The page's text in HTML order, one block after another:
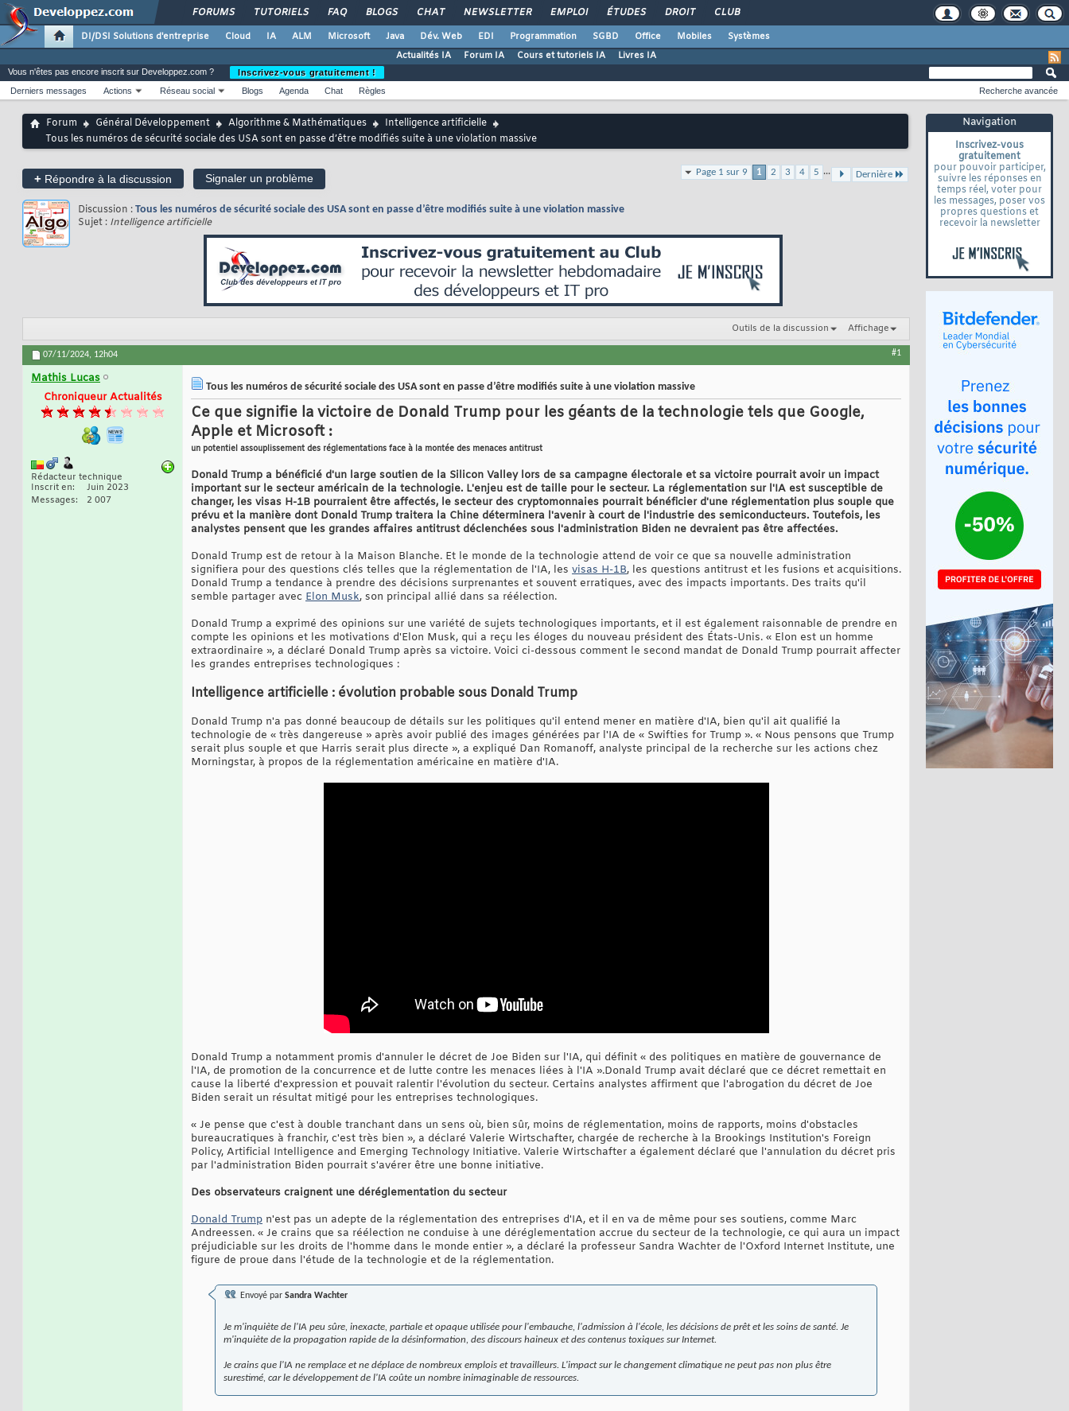
FORUMS TUTORIELS FAQ BLOGS CHAT NEWSLETTER EMPLOI ÉTUDES DROIT CLUB
DI/DSI Solutions d'entreprise Cloud IA ALM Microsoft Java Dév. Web EDI Programmation SGBD Office Mobiles
Systèmes
Actualités IA
Forum IA Cours et tutoriels IA Livres IA
Navigation
Inscrivez-vous
gratuitement
pour pouvoir participer,
suivre les réponses en
temps réel, voter pour
les messages, poser vos
propres questions et
recevoir la newsletter
Vous n'êtes pas encore inscrit sur Developpez.com ?
Inscrivez-vous gratuitement !
Derniers messages
Actions Réseau social Blogs Agenda Chat Règles Recherche avancée
Forum Général Développement Algorithme & Mathématiques
Intelligence artificielle
Tous les numéros de sécurité sociale des USA sont en passe d’être modifiés suite à une violation massive
+ Répondre à la discussion Signaler un problème Page 1 sur 9 1 2 3 4 5 ... Dernière
Discussion : Tous les numéros de sécurité sociale des USA sont en passe d’être modifiés suite à une violation massive
Sujet : Intelligence artificielle
Outils de la discussion Affichage
07/11/2024, 12h04 #1
Mathis Lucas
Chroniqueur Actualités
Rédacteur technique
Inscrit en
Juin 2023
Messages
2 007
Tous les numéros de sécurité sociale des USA sont en passe d’être modifiés suite à une violation massive
Ce que signifie la victoire de Donald Trump pour les géants de la technologie tels que Google,
Apple et Microsoft :
un potentiel assouplissement des réglementations face à la montée des menaces antitrust
Donald Trump a bénéficié d'un large soutien de la Silicon Valley lors de sa campagne électorale et sa victoire pourrait avoir un impact
important sur le secteur américain de la technologie. L'enjeu est de taille pour le secteur. La réglementation sur l'IA est susceptible de
changer, les visas H-1B pourraient être affectés, le secteur des cryptomonnaies pourrait bénéficier d'une réglementation plus souple que
prévu et la manière dont Donald Trump traitera la Chine déterminera l'avenir à court de l'industrie des semiconducteurs. Toutefois, les
analystes pensent que les grandes affaires antitrust déclenchées sous l'administration Biden ne devraient pas être affectées.
Donald Trump est de retour à la Maison Blanche. Et le monde de la technologie attend de voir ce que sa nouvelle administration
signifiera pour des questions clés telles que la réglementation de l'IA, les visas H-1B, les questions antitrust et les fusions et acquisitions.
Donald Trump a tendance à prendre des décisions surprenantes et souvent erratiques, avec des impacts importants. Des traits qu'il
semble partager avec Elon Musk, son principal allié dans sa réélection.
Donald Trump a exprimé des opinions sur une variété de sujets technologiques importants, et il est également raisonnable de prendre en
compte les opinions et les motivations d'Elon Musk, qui a reçu les éloges du nouveau président des États-Unis. « Elon est un homme
extraordinaire », a déclaré Donald Trump après sa victoire. Voici ci-dessous comment le second mandat de Donald Trump pourrait affecter
les grandes entreprises technologiques :
Intelligence artificielle : évolution probable sous Donald Trump
Donald Trump n'a pas donné beaucoup de détails sur les politiques qu'il entend mener en matière d'IA, bien qu'il ait qualifié la
technologie de « très dangereuse » après avoir publié des images générées par l'IA de « Swifties for Trump ». « Nous pensons que Trump
serait plus souple et que Harris serait plus directe », a expliqué Dan Romanoff, analyste principal de la recherche sur les actions chez
Morningstar, à propos de la réglementation américaine en matière d'IA.
Donald Trump a notamment promis d'annuler le décret de Joe Biden sur l'IA, qui définit « des politiques en matière de gouvernance de
l'IA, de promotion de la concurrence et de lutte contre les menaces liées à l'IA ».Donald Trump avait déclaré que ce décret remettait en
cause la liberté d'expression et pouvait ralentir l'évolution du secteur. Certains analystes affirment que l'abrogation du décret de Joe
Biden serait un résultat mitigé pour les entreprises technologiques.
« Je pense que c'est à double tranchant dans un sens où, bien sûr, moins de réglementation, moins de rapports, moins d'obstacles
bureaucratiques à franchir, c'est très bien », a déclaré Valerie Wirtschafter, chargée de recherche à la Brookings Institution's Foreign
Policy, Artificial Intelligence and Emerging Technology Initiative. Valerie Wirtschafter a également déclaré que l'annulation du décret pris
par l'administration Biden pourrait s'avérer être une bonne initiative.
Des observateurs craignent une déréglementation du secteur
Donald Trump n'est pas un adepte de la réglementation des entreprises d'IA, et il en va de même pour ses soutiens, comme Marc
Andreessen. « Je crains que sa réélection ne conduise à une déréglementation accrue du secteur de la technologie, ce qui aura un impact
préjudiciable sur les droits de l'homme dans le monde entier », a déclaré la professeur Sandra Wachter de l'Oxford Internet Institute, une
figure de proue dans l'étude de la technologie et de la réglementation.
Envoyé par Sandra Wachter
Je m'inquiète de l'IA peu sûre, inexacte, partiale et opaque utilisée pour l'embauche, l'admission à l'école, les décisions de prêt et les soins de santé. Je
m'inquiète de la propagation rapide de la désinformation, des discours haineux et des contenus toxiques sur Internet.
Je crains que l'IA ne remplace et ne déplace de nombreux emplois et travailleurs. L'impact sur le changement climatique ne peut pas non plus être
surestimé, car le développement de l'IA coûte un nombre inimaginable de ressources.